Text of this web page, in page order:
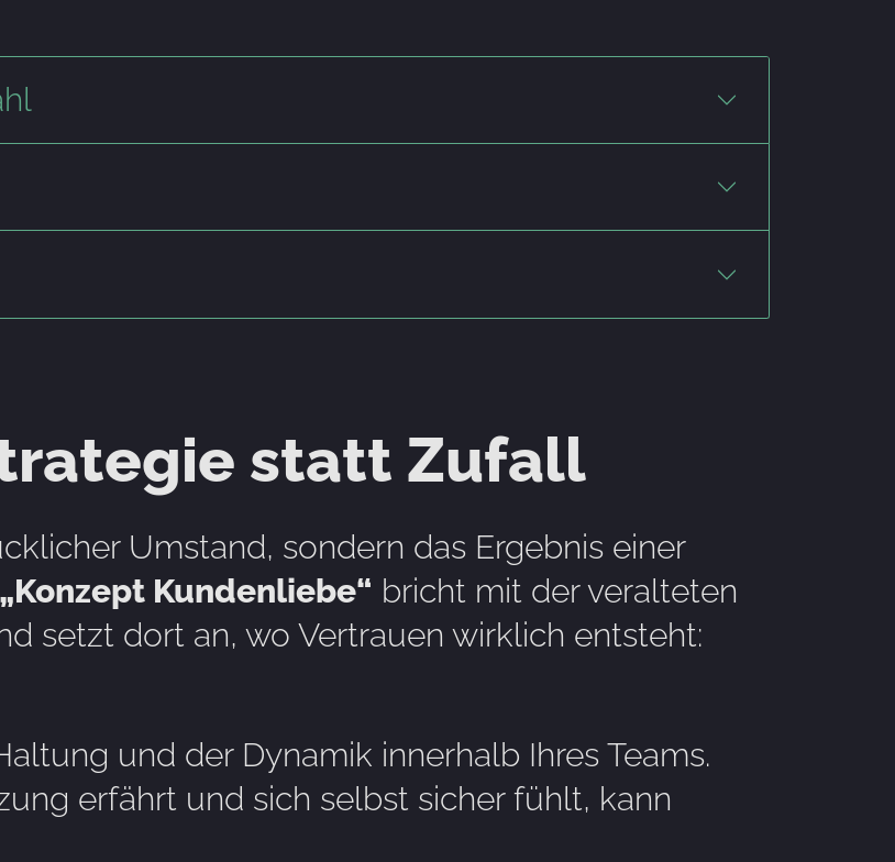
statt Zufall
Umstand, sondern das Ergebnis einer
„Konzept Kundenliebe“ bricht mit der veralteten
setzt dort an, wo Vertrauen wirklich entsteht:
und der Dynamik innerhalb Ihres Teams.
erfährt und sich selbst sicher fühlt, kann